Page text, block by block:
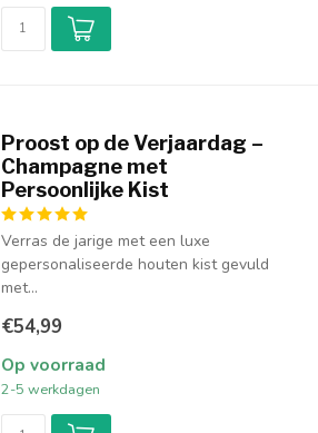
Proost op de Verjaardag –
Champagne met
Persoonlijke Kist
Verras de jarige met een luxe
gepersonaliseerde houten kist gevuld
met...
€54,99
Op voorraad
2-5 werkdagen